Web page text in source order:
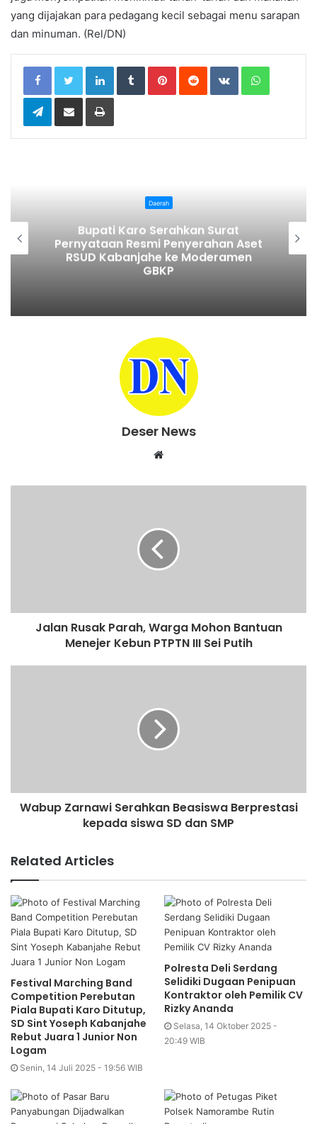
yang dijajakan para pedagang kecil sebagai menu sarapan
dan minuman. (Rel/DN)
LinkedIn Tumblr Pinterest Reddit VKontakte
Telegram Print
Tiga Kapolsek Polresta Deli Serdang
Bergeser, Sejumlah Perwira Dapat
Jabatan Baru
Deser News
b
t
Jalan Rusak Parah, Warga Mohon Bantuan
Menejer Kebun PTPTN III Sei Putih
Wabup Zarnawi Serahkan Beasiswa Berprestasi
kepada siswa SD dan SMP
Related Articles
Festival Marching Band
Competition Perebutan
Piala Bupati Karo Ditutup,
SD Sint Yoseph Kabanjahe
Rebut Juara 1 Junior Non
Logam
Senin, 14 Juli 2025 - 19:56 WIB
Polresta Deli Serdang
Selidiki Dugaan Penipuan
Kontraktor oleh Pemilik CV
Rizky Ananda
Selasa, 14 Oktober 2025 -
20:49 WIB